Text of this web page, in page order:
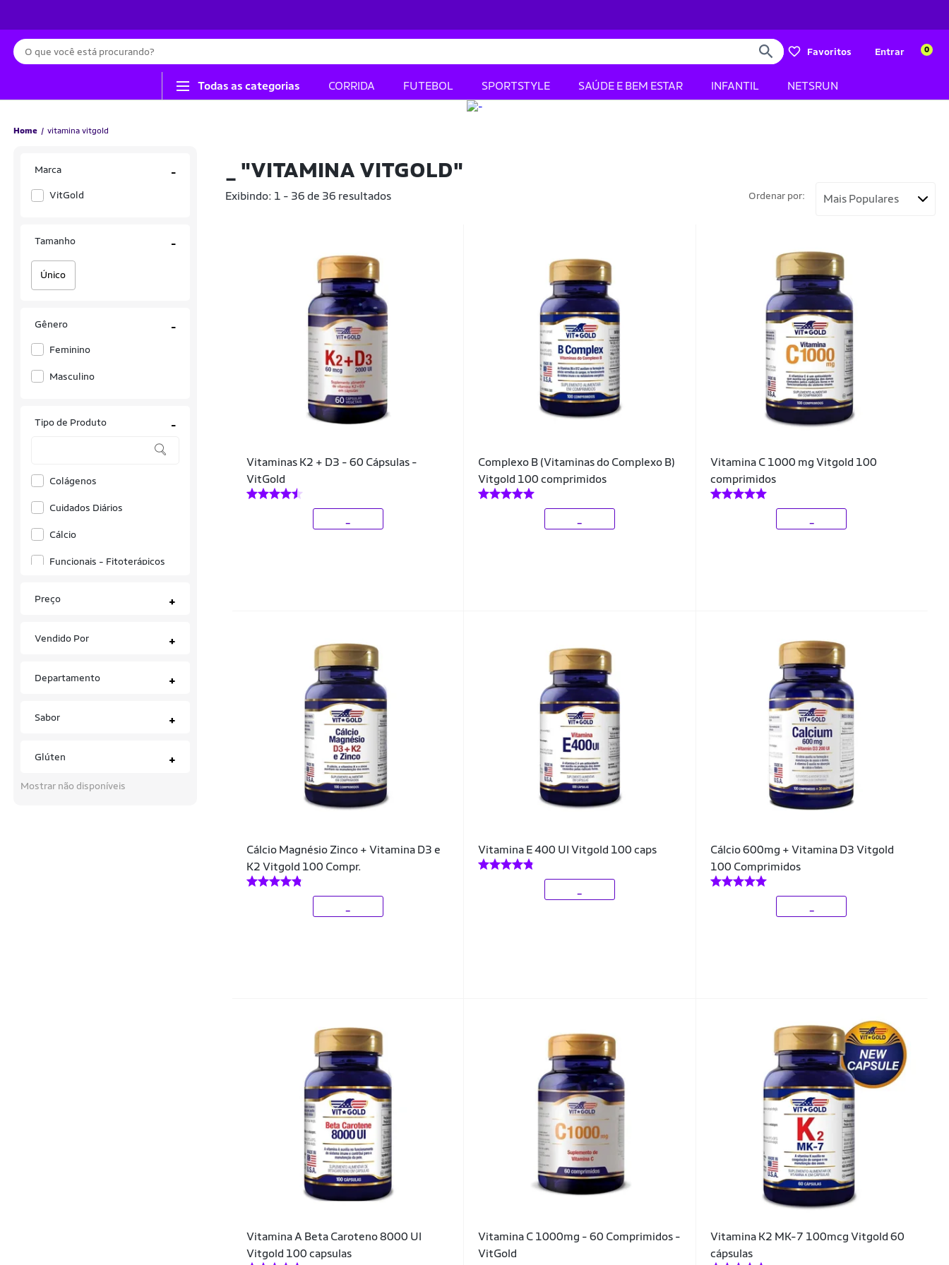
Busca
Favoritos Entrar 0
Todas as categorias CORRIDA FUTEBOL SPORTSTYLE SAÚDE E BEM ESTAR INFANTIL NETSRUN
Home vitamina vitgold
Marca -
VitGold
Tamanho -
Único
Gênero -
Feminino
Masculino
Tipo de Produto -
Colágenos
Cuidados Diários
Cálcio
Funcionais - Fitoterápicos
Ômega e Ácidos Graxos
Preço +
Vendido Por +
Departamento +
Sabor +
Glúten +
Mostrar não disponíveis
"VITAMINA VITGOLD"
Exibindo: 1 - 36 de 36 resultados Ordenar por:
Vitaminas K2 + D3 - 60 Cápsulas -
VitGold
Complexo B (Vitaminas do Complexo B)
Vitgold 100 comprimidos
Vitamina C 1000 mg Vitgold 100
comprimidos
Cálcio Magnésio Zinco + Vitamina D3 e
K2 Vitgold 100 Compr.
Vitamina E 400 UI Vitgold 100 caps
Cálcio 600mg + Vitamina D3 Vitgold
100 Comprimidos
Vitamina A Beta Caroteno 8000 UI
Vitgold 100 capsulas
Vitamina C 1000mg - 60 Comprimidos -
VitGold
Vitamina K2 MK-7 100mcg Vitgold 60
cápsulas